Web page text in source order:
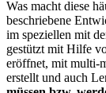
Was macht diese
beschriebene
im speziellen mit
gestützt mit Hilfe
eröffnet, mit multi-
erstellt und auch